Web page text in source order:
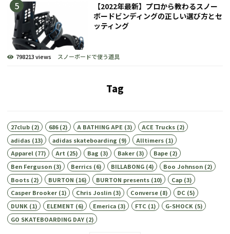
【2022年最新】プロから教わるスノー
ボードビンディングの正しい選び方とセ
ッティング
798213 views スノーボードで使う道具
Tag
27club(2) 686(2) A BATHING APE (3) ACE Trucks(2)
adidas(13) adidas skateboarding (9) Alltimers(1)
Apparel(77) Art (25) Bag (3) Baker(3) Bape(2)
Ben Ferguson(3) Berrics(6) BILLABONG(4) Boo Johnson(2)
Boots(2) BURTON (16) BURTON presents(10) Cap(3)
Casper Brooker(1) Chris Joslin(3) Converse(8) DC (5)
DUNK (1) ELEMENT (6) Emerica(3) FTC (1) G-SHOCK (5)
GO SKATEBOARDING DAY(2)